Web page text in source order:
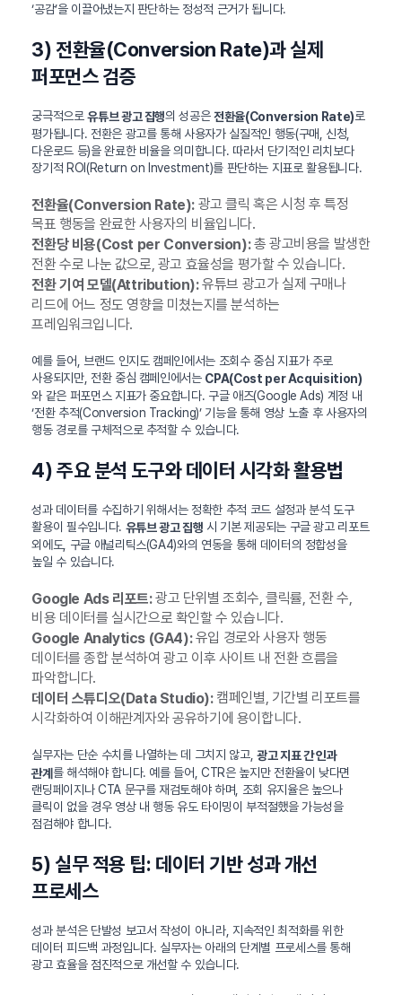
‘공감’을 이끌어냈는지 판단하는 정성적 근거가 됩니다.
3) 전환율(Conversion Rate)과 실제
퍼포먼스 검증
궁극적으로유튜브 광고 집행의 성공은전환율(Conversion Rate)로
평가됩니다. 전환은 광고를 통해 사용자가 실질적인 행동(구매, 신청,
다운로드 등)을 완료한 비율을 의미합니다. 따라서 단기적인 리치보다
장기적 ROI(Return on Investment)를 판단하는 지표로 활용됩니다.
전환율(Conversion Rate):광고 클릭 혹은 시청 후 특정
목표 행동을 완료한 사용자의 비율입니다.
전환당 비용(Cost per Conversion):총 광고비용을 발생한
전환 수로 나눈 값으로, 광고 효율성을 평가할 수 있습니다.
전환 기여 모델(Attribution):유튜브 광고가 실제 구매나
리드에 어느 정도 영향을 미쳤는지를 분석하는
프레임워크입니다.
예를 들어, 브랜드 인지도 캠페인에서는 조회수 중심 지표가 주로
사용되지만, 전환 중심 캠페인에서는 CPA(Cost per Acquisition)
와 같은 퍼포먼스 지표가 중요합니다. 구글 애즈(Google Ads) 계정 내
‘전환 추적(Conversion Tracking)’ 기능을 통해 영상 노출 후 사용자의
행동 경로를 구체적으로 추적할 수 있습니다.
4) 주요 분석 도구와 데이터 시각화 활용법
성과 데이터를 수집하기 위해서는 정확한 추적 코드 설정과 분석 도구
활용이 필수입니다. 유튜브 광고 집행 시 기본 제공되는 구글 광고 리포트
외에도, 구글 애널리틱스(GA4)와의 연동을 통해 데이터의 정합성을
높일 수 있습니다.
Google Ads 리포트:광고 단위별 조회수, 클릭률, 전환 수,
비용 데이터를 실시간으로 확인할 수 있습니다.
Google Analytics (GA4):유입 경로와 사용자 행동
데이터를 종합 분석하여 광고 이후 사이트 내 전환 흐름을
파악합니다.
데이터 스튜디오(Data Studio):캠페인별, 기간별 리포트를
시각화하여 이해관계자와 공유하기에 용이합니다.
실무자는 단순 수치를 나열하는 데 그치지 않고, 광고 지표 간 인과
관계를 해석해야 합니다. 예를 들어, CTR은 높지만 전환율이 낮다면
랜딩페이지나 CTA 문구를 재검토해야 하며, 조회 유지율은 높으나
클릭이 없을 경우 영상 내 행동 유도 타이밍이 부적절했을 가능성을
점검해야 합니다.
5) 실무 적용 팁: 데이터 기반 성과 개선
프로세스
성과 분석은 단발성 보고서 작성이 아니라, 지속적인 최적화를 위한
데이터 피드백 과정입니다. 실무자는 아래의 단계별 프로세스를 통해
광고 효율을 점진적으로 개선할 수 있습니다.